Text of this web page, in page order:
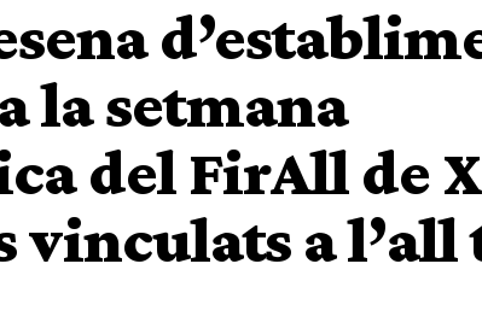
la setmana
del FirAll de
vinculats a l’all